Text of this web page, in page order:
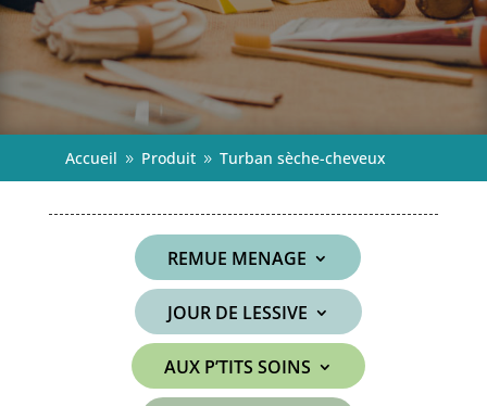
Accueil 9 Produit 9 Turban sèche-cheveux
REMUE MENAGE
JOUR DE LESSIVE
AUX P’TITS SOINS